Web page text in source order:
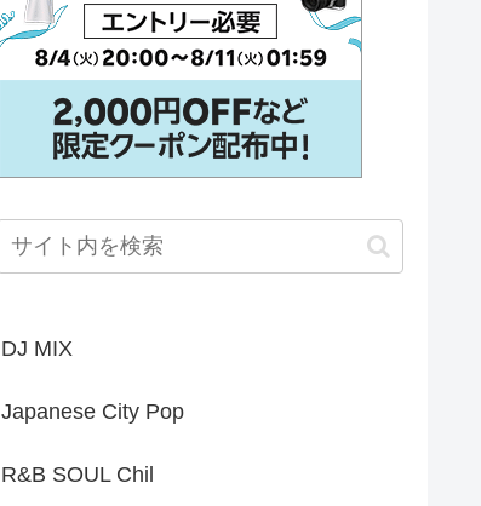
DJ MIX
Japanese City Pop
R&B SOUL Chil